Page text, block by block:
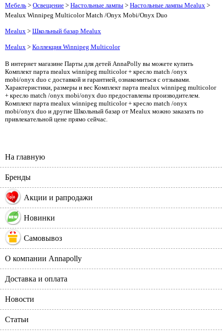
Мебель > Освещение > Настольные лампы > Настольные лампы Mealux >
Mealux Winnipeg Multicolor Match /Onyx Mobi/Onyx Duo
Mealux > Школьный базар Mealux
Mealux > Коллекция Winnipeg Multicolor
В интернет магазине Парты для детей AnnaPolly вы можете купить
Комплект парта mealux winnipeg multicolor + кресло match /onyx
mobi/onyx duo с доставкой и гарантией, ознакомиться с отзывами.
Характеристики, размеры и вес Комплект парта mealux winnipeg multicolor
+ кресло match /onyx mobi/onyx duo предоставлены производителем.
Комплект парта mealux winnipeg multicolor + кресло match /onyx
mobi/onyx duo и другие Школьный базар от Mealux можно заказать по
привлекательной цене прямо сейчас.
На главную
Бренды
% Акции и рапродажи
Новинки
Самовывоз
О компании Annapolly
Доставка и оплата
Новости
Статьи